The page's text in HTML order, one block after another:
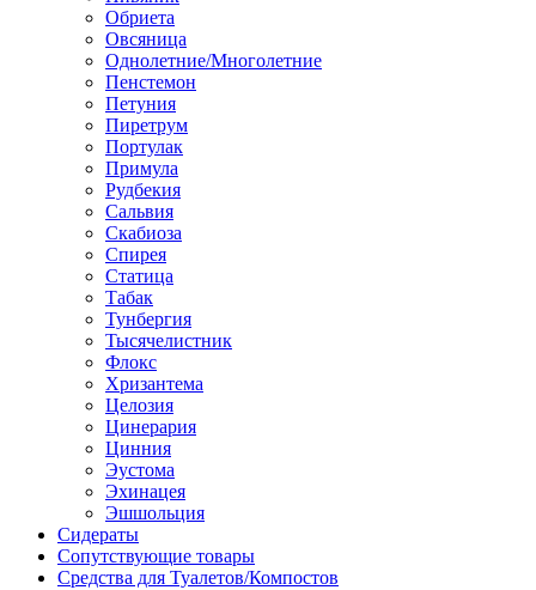
Обриета
Овсяница
Однолетние/Многолетние
Пенстемон
Петуния
Пиретрум
Портулак
Примула
Рудбекия
Сальвия
Скабиоза
Спирея
Статица
Табак
Тунбергия
Тысячелистник
Флокс
Хризантема
Целозия
Цинерария
Цинния
Эустома
Эхинацея
Эшшольция
Сидераты
Сопутствующие товары
Средства для Туалетов/Компостов